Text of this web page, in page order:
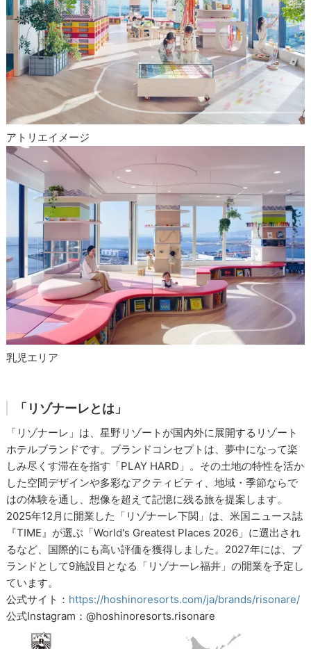
アトリエイメージ
乳児エリア
「リゾナーレとは」
「リゾナーレ」は、星野リゾートが国内外に展開するリゾート
ホテルブランドです。ブランドコンセプトは、夢中になって楽
しみ尽くす滞在を指す「PLAY HARD」。その土地の特性を活か
した空間デザインや多彩なアクティビティ、地域・季節ならで
はの体験を通し、想像を超えて記憶に残る旅を提案します。
2025年12月に開業した「リゾナーレ下関」は、米国ニュース誌
『TIME』が選ぶ「World's Greatest Places 2026」に選出され
るなど、国際的にも高い評価を獲得しました。2027年には、ブ
ランドとして9施設目となる「リゾナーレ福井」の開業を予定し
ています。
公式サイト： https://hoshinoresorts.com/ja/brands/risonare/
公式Instagram：@hoshinoresorts.risonare